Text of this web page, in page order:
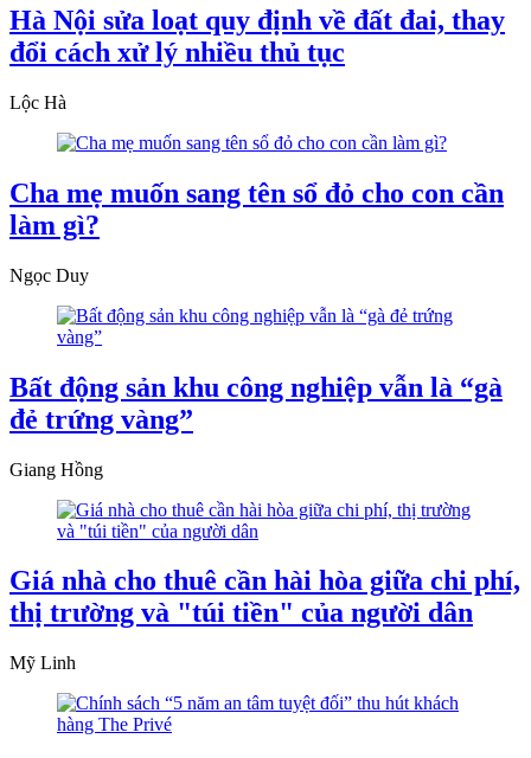
Hà Nội sửa loạt quy định về đất đai, thay
đổi cách xử lý nhiều thủ tục
Lộc Hà
Cha mẹ muốn sang tên sổ đỏ cho con cần
làm gì?
Ngọc Duy
Bất động sản khu công nghiệp vẫn là “gà
đẻ trứng vàng”
Giang Hồng
Giá nhà cho thuê cần hài hòa giữa chi phí,
thị trường và "túi tiền" của người dân
Mỹ Linh